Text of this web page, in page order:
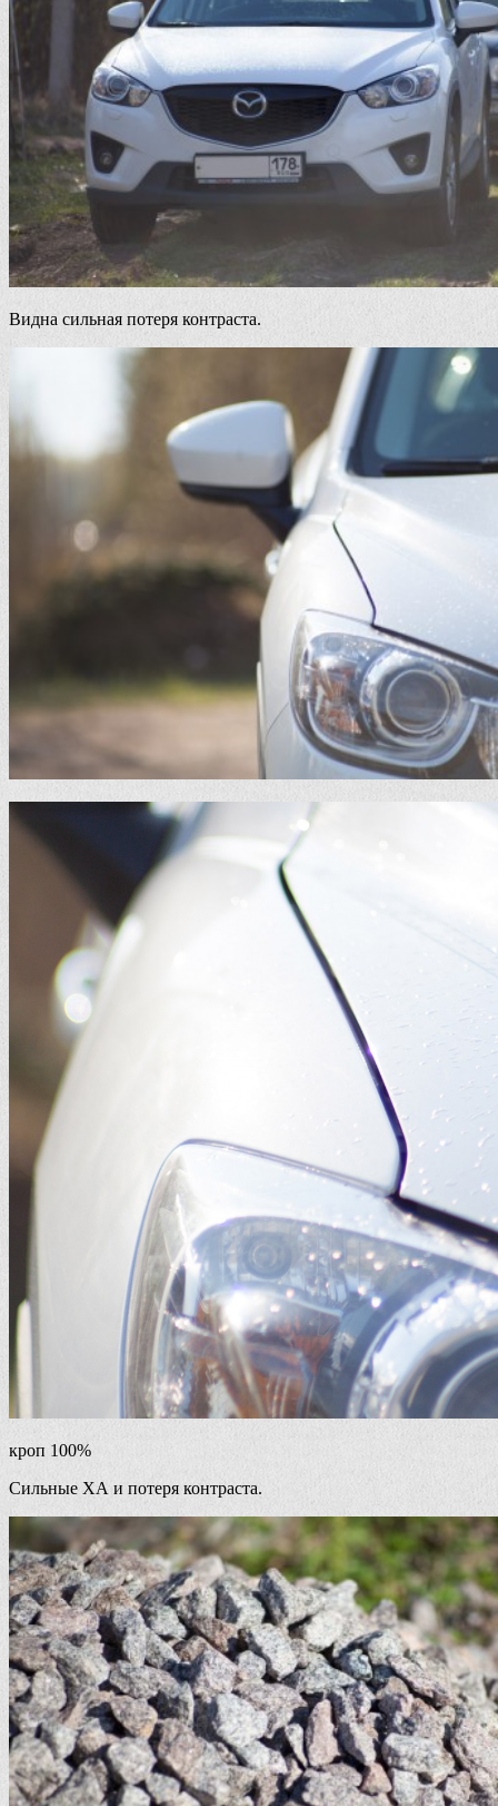
Видна сильная потеря контраста.
кроп 100%
Сильные ХА и потеря контраста.